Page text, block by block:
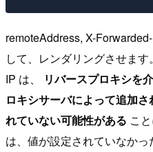
remoteAddress, X-
して、レンダリングさせま
IP は、
リバースプロキシを
ロキシサーバによって追加
れていない可能性がある こ
は、値が設定されていなかっ